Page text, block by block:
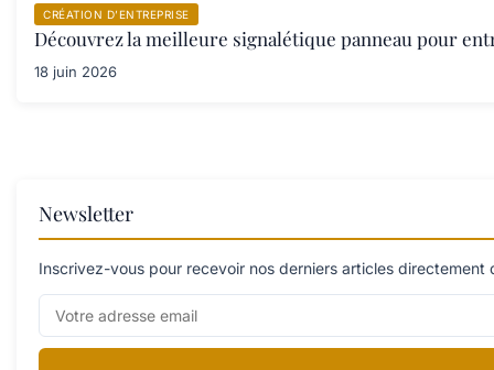
CRÉATION D’ENTREPRISE
Découvrez la meilleure signalétique panneau pour
18 juin 2026
Newsletter
Inscrivez-vous pour recevoir nos derniers articles directement